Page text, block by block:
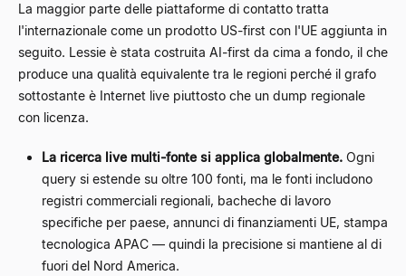
La maggior parte delle piattaforme di contatto tratta
l'internazionale come un prodotto US-first con l'UE aggiunta in
seguito. Lessie è stata costruita AI-first da cima a fondo, il che
produce una qualità equivalente tra le regioni perché il grafo
sottostante è Internet live piuttosto che un dump regionale
con licenza.
La ricerca live multi-fonte si applica globalmente. Ogni
query si estende su oltre 100 fonti, ma le fonti includono
registri commerciali regionali, bacheche di lavoro
specifiche per paese, annunci di finanziamenti UE, stampa
tecnologica APAC — quindi la precisione si mantiene al di
fuori del Nord America.